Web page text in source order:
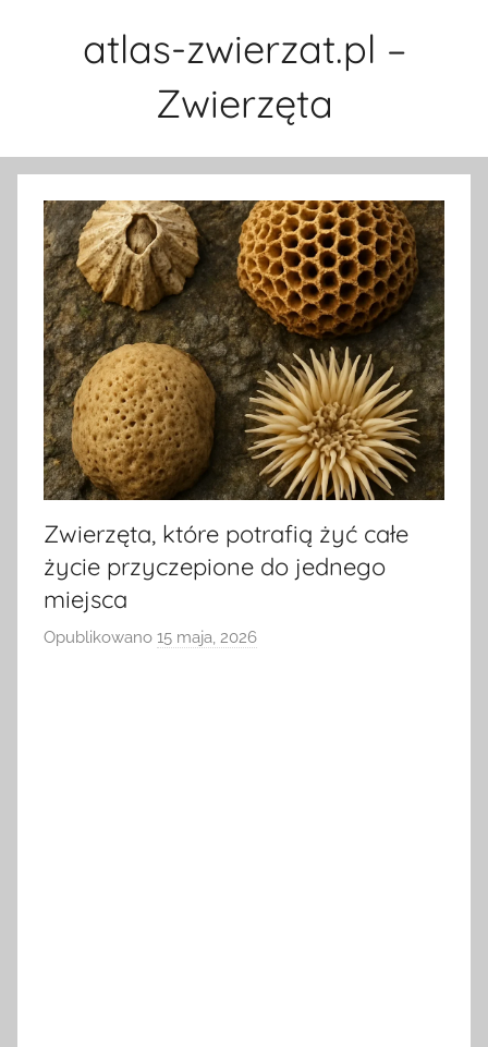
atlas-zwierzat.pl –
Zwierzęta
Zwierzęta, które potrafią żyć całe
życie przyczepione do jednego
miejsca
Opublikowano 15 maja, 2026